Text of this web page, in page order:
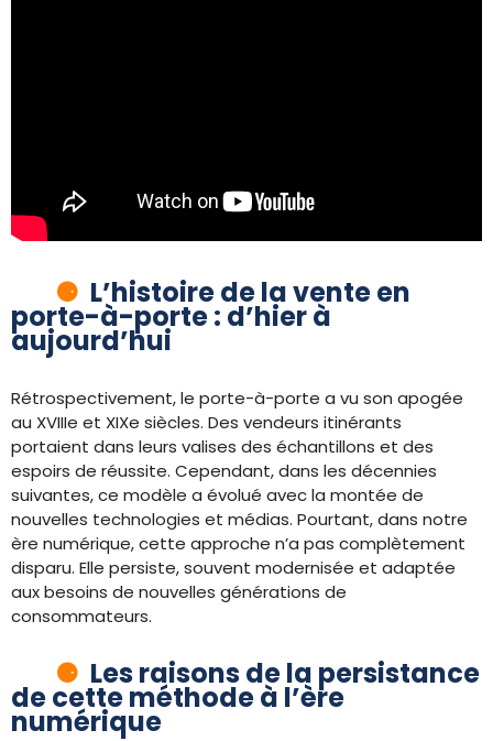
L’histoire de la vente en
porte-à-porte : d’hier à
aujourd’hui
Rétrospectivement, le porte-à-porte a vu son apogée
au XVIIIe et XIXe siècles. Des vendeurs itinérants
portaient dans leurs valises des échantillons et des
espoirs de réussite. Cependant, dans les décennies
suivantes, ce modèle a évolué avec la montée de
nouvelles technologies et médias. Pourtant, dans notre
ère numérique, cette approche n’a pas complètement
disparu. Elle persiste, souvent modernisée et adaptée
aux besoins de nouvelles générations de
consommateurs.
Les raisons de la persistance
de cette méthode à l’ère
numérique